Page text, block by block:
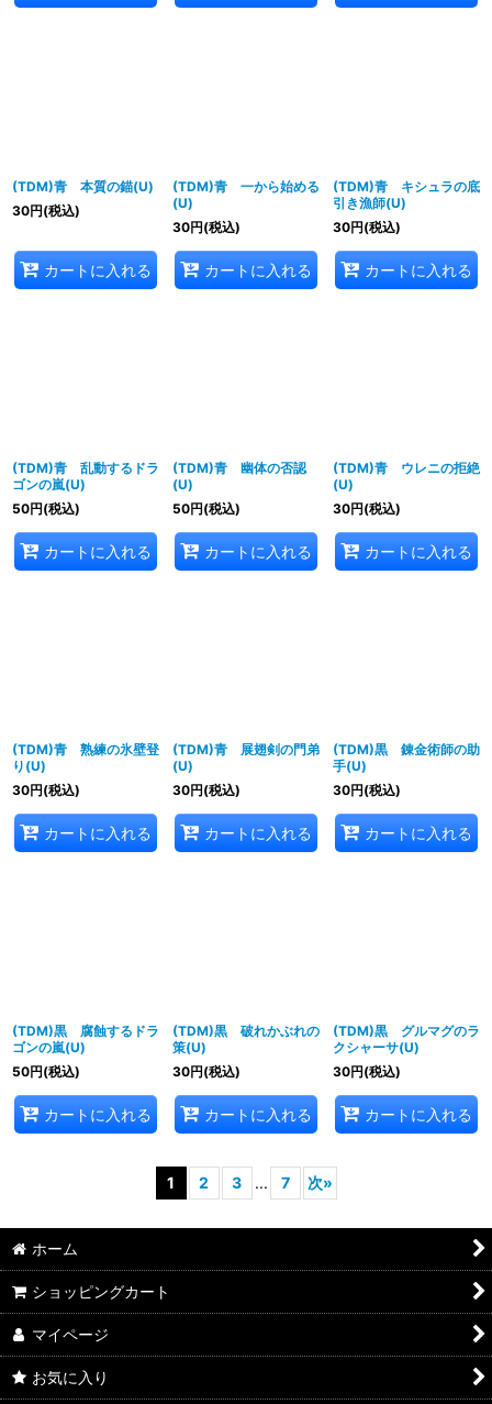
(TDM)青 本質の錨(U)
30円(税込)
カートに入れる
(TDM)青 一から始める
(U)
30円(税込)
カートに入れる
(TDM)青 キシュラの底
引き漁師(U)
30円(税込)
カートに入れる
(TDM)青 乱動するドラ
ゴンの嵐(U)
50円(税込)
カートに入れる
(TDM)青 幽体の否認
(U)
50円(税込)
カートに入れる
(TDM)青 ウレニの拒絶
(U)
30円(税込)
カートに入れる
(TDM)青 熟練の氷壁登
り(U)
30円(税込)
カートに入れる
(TDM)青 展翅剣の門弟
(U)
30円(税込)
カートに入れる
(TDM)黒 錬金術師の助
手(U)
30円(税込)
カートに入れる
(TDM)黒 腐蝕するドラ
ゴンの嵐(U)
50円(税込)
カートに入れる
(TDM)黒 破れかぶれの
策(U)
30円(税込)
カートに入れる
(TDM)黒 グルマグのラ
クシャーサ(U)
30円(税込)
カートに入れる
1 2 3 ... 7 次»
ホーム
ショッピングカート
マイページ
お気に入り